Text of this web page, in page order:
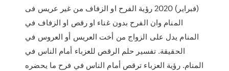
(فبراير) 2020 رؤية الفرح او الزفاف من غير عريس فى
المنام وان الفرح بدون غناء او رقص او الزفاف في
المنام يدل على الزواج من أخت العريس أو العروس في
الحقيقة. تفسير حلم الرقص للعزباء أمام الناس في
المنام. رؤية العزباء ترقص أمام الناس في فرح ما يحضره